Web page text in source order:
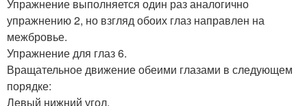
Упражнение выполняется один раз аналогично
упражнению 2, но взгляд обоих глаз направлен на
межбровье.
Упражнение для глаз 6.
Вращательное движение обеими глазами в следующем
порядке:
Левый нижний угол.